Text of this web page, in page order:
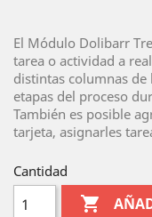
El Módulo Dolibarr
tarea o actividad a
distintas columnas
etapas del proceso
También es posible
tarjeta, asignarles
Cantidad
